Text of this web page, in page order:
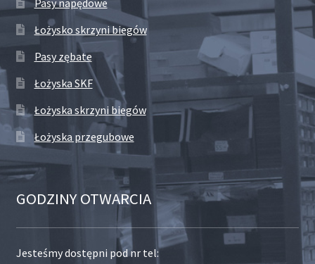
Łożysko skrzyni biegów
Pasy zębate
Łożyska SKF
Łożyska skrzyni biegów
Łożyska przegubowe
GODZINY OTWARCIA
Jesteśmy dostępni pod nr tel: